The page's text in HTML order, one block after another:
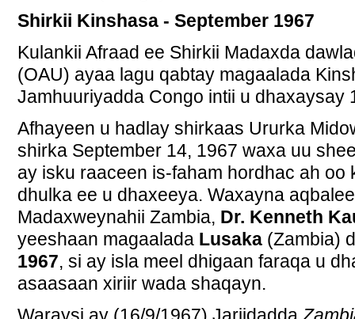
Shirkii Kinshasa - September 1967
Kulankii Afraad ee Shirkii Madaxda
(OAU) ayaa lagu qabtay magaalada
Jamhuuriyadda Congo intii u dhaxaysay
Afhayeen u hadlay shirkaas Ururka
shirka September 14, 1967 waxa uu
ay isku raaceen is-faham hordhac ah
dhulka ee u dhaxeeya. Waxayna
Madaxweynahii Zambia, Dr. Kenneth
yeeshaan magaalada Lusaka (Zambia)
1967, si ay isla meel dhigaan faraqa u
asaasaan xiriir wada shaqayn.
Waraysi ay (16/9/1967) Jariidadda